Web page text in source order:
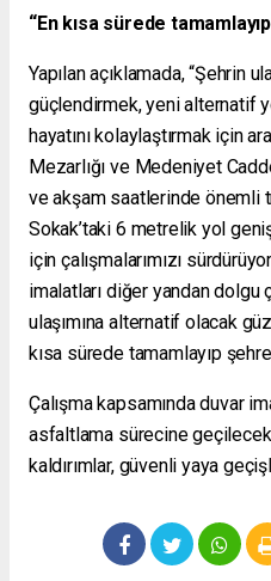
“En kısa sürede
Yapılan açıklamada, “Şehrin
güçlendirmek, yeni alternatif
hayatını kolaylaştırmak için
Mezarlığı ve Medeniyet
ve akşam saatlerinde önemli
Sokak’taki 6 metrelik yol
için çalışmalarımızı
imalatları diğer yandan dolgu
ulaşımına alternatif olacak
kısa sürede tamamlayıp
Çalışma kapsamında duvar
asfaltlama sürecine
kaldırımlar, güvenli yaya